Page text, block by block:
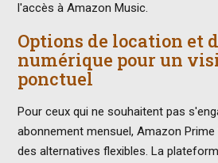
l'accès à Amazon Music.
Options de location et
numérique pour un
ponctuel
Pour ceux qui ne souhaitent pas
abonnement mensuel, Amazon
des alternatives flexibles. La